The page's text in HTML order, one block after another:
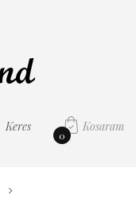
Kosaram
0
Keres